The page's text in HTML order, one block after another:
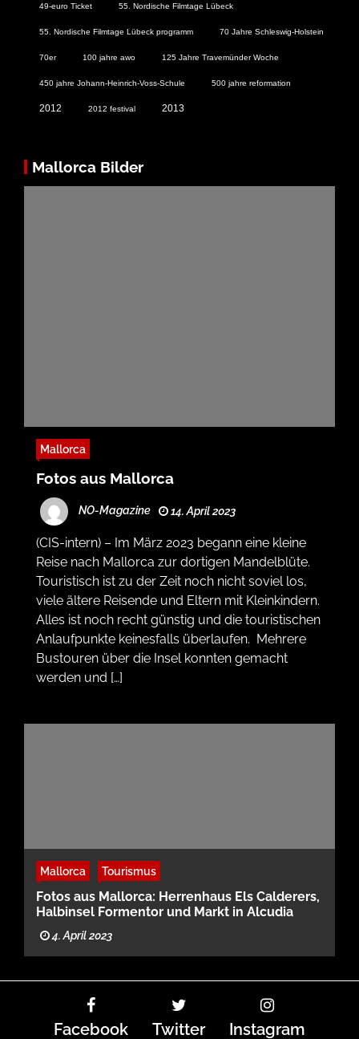
49-euro Ticket 55. Nordische Filmtage Lübeck
55. Nordische Filmtage Lübeck programm 70 Jahre Schleswig-Holstein
70er 100 jahre awo 125 Jahre Travemünder Woche
450 jahre Johann-Heinrich-Voss-Schule 500 jahre reformation
2012 2012 festival 2013
Mallorca Bilder
Mallorca
Fotos aus Mallorca
NO-Magazine 14. April 2023
(CIS-intern) – Im März 2023 begann eine kleine
Reise nach Mallorca zur dortigen Mandelblüte.
Touristisch ist zu der Zeit noch nicht soviel los,
viele ältere Reisende und Eltern mit Kleinkindern.
Alles ist noch recht günstig und die touristischen
Anlaufpunkte keinesfalls überlaufen. Mehrere
Bustouren über die Insel konnten gemacht
werden und […]
Mallorca Tourismus
Fotos aus Mallorca: Herrenhaus Els Calderers,
Halbinsel Formentor und Markt in Alcudia
4. April 2023
Facebook Twitter Instagram